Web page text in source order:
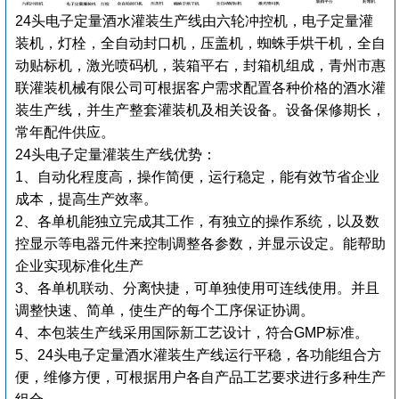
24头电子定量酒水灌装生产线由六轮冲控机，电子定量灌
装机，灯栓，全自动封口机，压盖机，蜘蛛手烘干机，全自
动贴标机，激光喷码机，装箱平右，封箱机组成，青州市惠
联灌装机械有限公司可根据客户需求配置各种价格的酒水灌
装生产线，并生产整套灌装机及相关设备。设备保修期长，
常年配件供应。
24头电子定量灌装生产线优势：
1、自动化程度高，操作简便，运行稳定，能有效节省企业
成本，提高生产效率。
2、各单机能独立完成其工作，有独立的操作系统，以及数
控显示等电器元件来控制调整各参数，并显示设定。能帮助
企业实现标准化生产
3、各单机联动、分离快捷，可单独使用可连线使用。并且
调整快速、简单，使生产的每个工序保证协调。
4、本包装生产线采用国际新工艺设计，符合GMP标准。
5、24头电子定量酒水灌装生产线运行平稳，各功能组合方
便，维修方便，可根据用户各自产品工艺要求进行多种生产